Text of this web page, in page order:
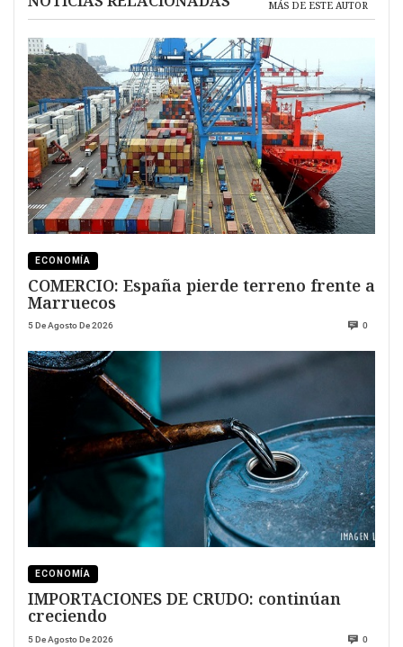
MÁS DE ESTE AUTOR
ECONOMÍA
COMERCIO: España pierde terreno frente a
Marruecos
5 De Agosto De 2026 0
ECONOMÍA
IMPORTACIONES DE CRUDO: continúan
creciendo
5 De Agosto De 2026 0